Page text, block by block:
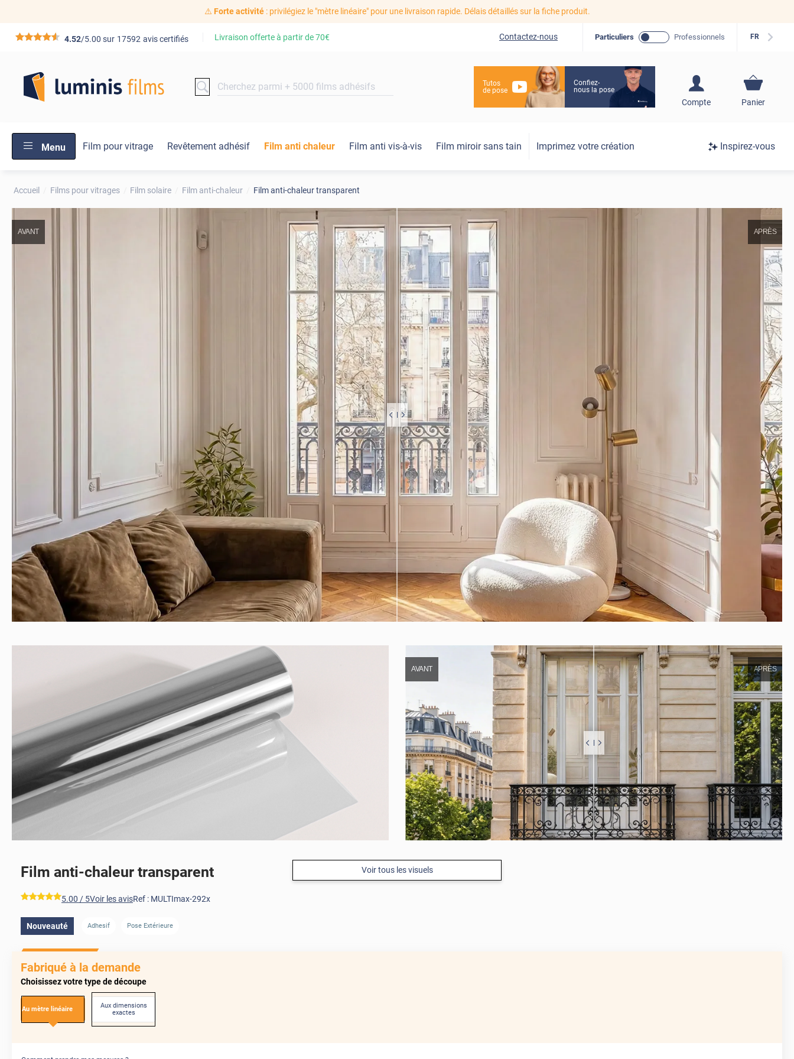
⚠️ Forte activité: privilégiez le "mètre linéaire" pour une livraison rapide. Délais détaillés sur la fiche produit.
*****4.52/5.00 sur 17592 avis certifiés Livraison offerte à partir de70€ Contactez-nous Particuliers Professionnels FR
Tutos
de pose
Confiez-
nous la pose
Compte
S'inscrire / Se
Panier
Menu Film pour vitrage Revêtement adhésif Film anti chaleur Film anti vis-à-vis Film miroir sans tain Imprimez votre création Inspirez-vous
Accueil Films pour vitrages Film solaire Film anti-chaleur Film anti-chaleur transparent
AVANT APRÈS
AVANT APRÈS
Voir tous les visuels
Film anti-chaleur transparent
*****
5.00 / 5Voir les avisRef : MULTImax-292x
Nouveauté Adhesif Pose Extérieure
Fabriqué à la demande
Choisissez votre type de découpe
Au mètre linéaire
Aux dimensions
exactes